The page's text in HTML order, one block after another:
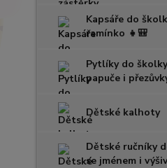
Kapsáře do
ramínko 👧🎒
Pytlíky do
papuče i
Dětské kalhoty
Dětské ručníky
se jménem i